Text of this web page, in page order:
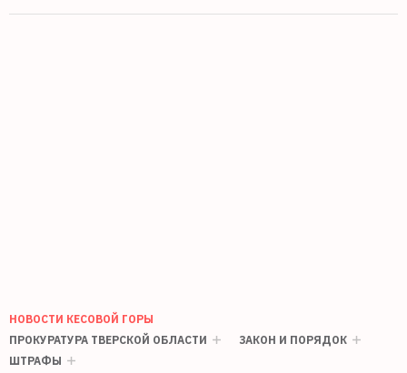
НОВОСТИ КЕСОВОЙ ГОРЫ
ПРОКУРАТУРА ТВЕРСКОЙ ОБЛАСТИ
ЗАКОН И ПОРЯДОК
ШТРАФЫ